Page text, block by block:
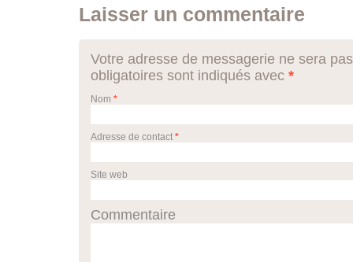
Laisser un commentaire
Votre adresse de messagerie ne sera
obligatoires sont indiqués avec *
Nom *
Adresse de contact *
Site web
Commentaire